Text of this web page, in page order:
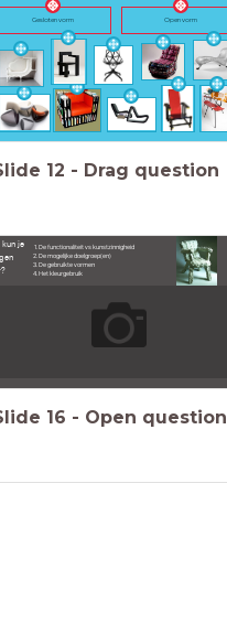
Open vorm
Gesloten vorm
12 - Drag question
kun je
De functionaliteit vs kunstzinnigheid
De mogelijke doelgroep(en)
De gebruikte vormen
Het kleurgebruik
16 - Open question